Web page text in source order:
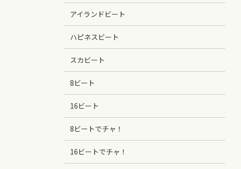
アイランドビート
ハピネスビート
スカビート
8ビート
16ビート
8ビートでチャ！
16ビートでチャ！